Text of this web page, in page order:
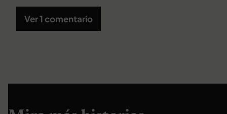
Ver 1 comentario